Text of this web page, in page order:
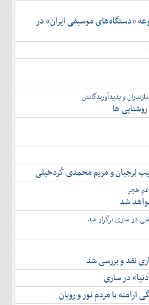
«دستگاه‌های موسیقی ایران» در
و پدیدآورندگانش
ها
بُرجیان و مریم محمدی کُردخیلی
غم هجر
شد
در ساری برگزار شد
نقد و بررسی شد
در ساری
ارامنه با مردم نور و رویان